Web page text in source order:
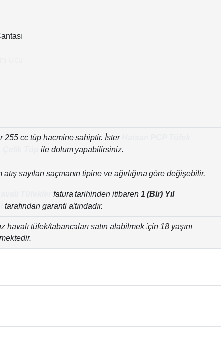
255 cc tüp hacmine sahiptir. İster
ile dolum yapabilirsiniz.
atış sayıları saçmanın tipine ve ağırlığına göre değişebilir.
fatura tarihinden itibaren 1 (Bir) Yıl
tarafından garanti altındadır.
havalı tüfek/tabancaları satın alabilmek için 18 yaşını